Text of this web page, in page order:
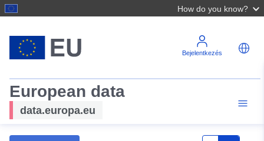
How do you know?
Bejelentkezés
European data
data.europa.eu